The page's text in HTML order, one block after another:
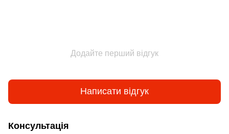
Додайте перший відгук
Написати відгук
Консультація